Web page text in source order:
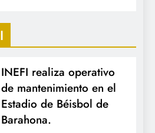
INEFI realiza operativo
de mantenimiento en el
Estadio de Béisbol de
Barahona.